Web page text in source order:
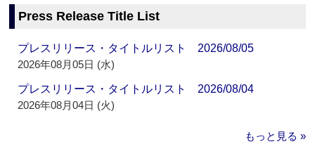
Press Release Title List
プレスリリース・タイトルリスト 2026/08/05
2026年08月05日 (水)
プレスリリース・タイトルリスト 2026/08/04
2026年08月04日 (火)
もっと見る »